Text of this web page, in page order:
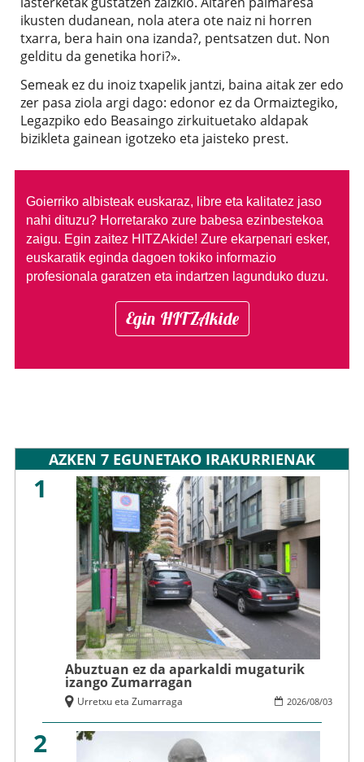
ikusten dudanean, nola atera ote naiz ni horren
txarra, bera hain ona izanda?, pentsatzen dut. Non
gelditu da genetika hori?».
Semeak ez du inoiz txapelik jantzi, baina aitak zer edo
zer pasa ziola argi dago: edonor ez da Ormaiztegiko,
Legazpiko edo Beasaingo zirkuituetako aldapak
bizikleta gainean igotzeko eta jaisteko prest.
Goierriko albisteak euskaraz, libre eta kalitatez jaso
nahi dituzu? Horretarako zure babesa ezinbestekoa
zaigu. Egin zaitez HITZAkide! Zure ekarpenari esker,
euskaratik eginda dagoen tokiko informazio
profesionala garatzen eta indartzen lagunduko duzu.
Egin HITZAkide
AZKEN 7 EGUNETAKO IRAKURRIENAK
1
Abuztuan ez da aparkaldi mugaturik
izango Zumarragan
2026/08/03
Urretxu eta Zumarraga
2